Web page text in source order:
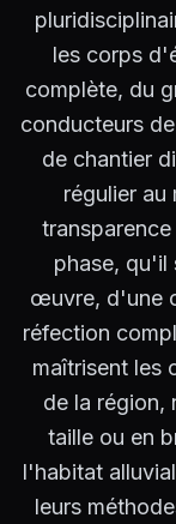
les corps
complète, du
conducteurs
de chantier
régulier au
phase, qu'il
œuvre, d'une
réfection
maîtrisent les
de la région,
taille ou en
l'habitat
leurs